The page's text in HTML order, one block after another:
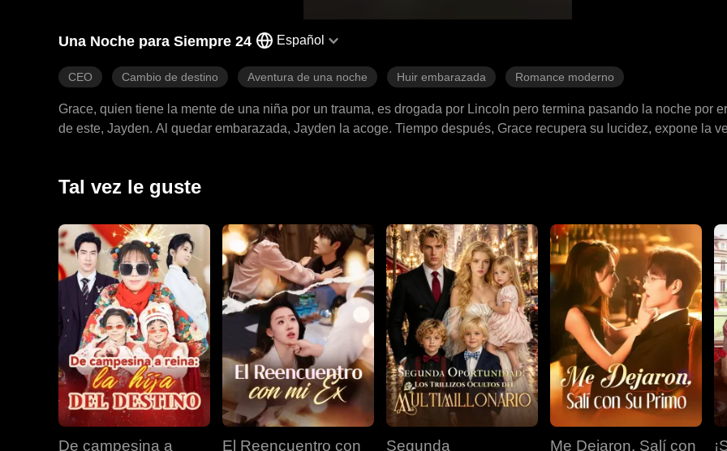
Una Noche para Siempre 24 Español
CEO Cambio de destino Aventura de una noche Huir embarazada Romance moderno
Grace, quien tiene la mente de una niña por un trauma, es drogada por Lincoln pero termina pasando la noche por
de este, Jayden. Al quedar embarazada, Jayden la acoge. Tiempo después, Grace recupera su lucidez, expone la
Tal vez le guste
De campesina a
El Reencuentro con
Segunda
Me Dejaron, Salí con